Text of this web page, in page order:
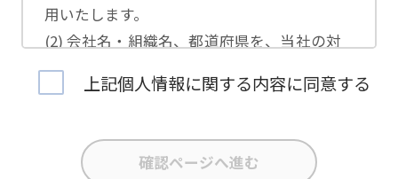
用いたします。
(2) 会社名・組織名、都道府県を、当社の対
応担当者の振り分けに利用いたします。
(3) お問合せ内容について集計分析を行い、
業活動の参考にいたします。
(4) 氏名、e-mailアドレス、会社名・組織
上記個人情報に関する内容に同意する